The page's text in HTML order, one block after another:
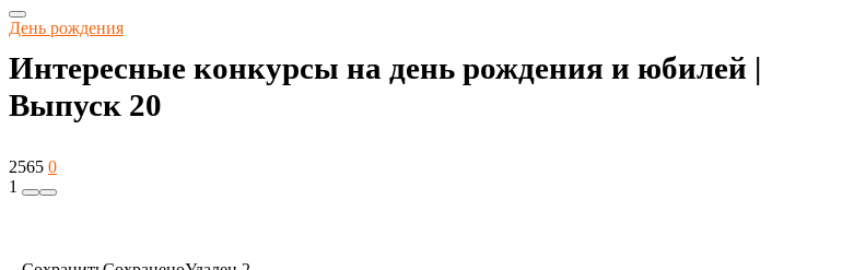
День рождения
Интересные конкурсы на день рождения и юбилей |
Выпуск 20
2565 0
1